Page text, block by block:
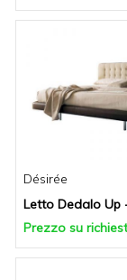
Désirée
Letto Dedalo Up
Prezzo su